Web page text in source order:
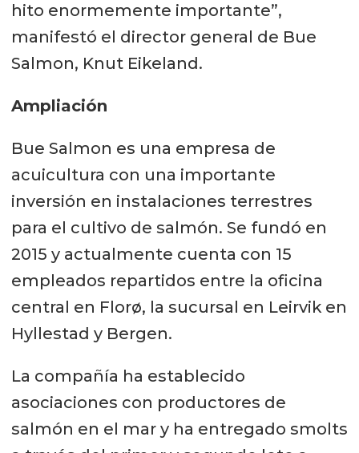
hito enormemente importante”,
manifestó el director general de Bue
Salmon, Knut Eikeland.
Ampliación
Bue Salmon es una empresa de
acuicultura con una importante
inversión en instalaciones terrestres
para el cultivo de salmón. Se fundó en
2015 y actualmente cuenta con 15
empleados repartidos entre la oficina
central en Florø, la sucursal en Leirvik en
Hyllestad y Bergen.
La compañía ha establecido
asociaciones con productores de
salmón en el mar y ha entregado smolts